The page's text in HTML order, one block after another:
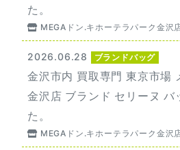
た。
MEGAドン.キホーテラパーク金沢
2026.06.28 ブランドバッグ
金沢市内 買取専門 東京市場
金沢店 ブランド セリーヌ バ
た。
MEGAドン.キホーテラパーク金沢